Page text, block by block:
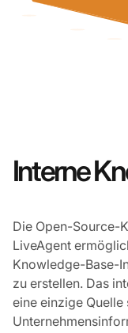
Interne
Die Open-Source-
LiveAgent
Knowledge-Base-
zu erstellen. Das
eine einzige Quelle